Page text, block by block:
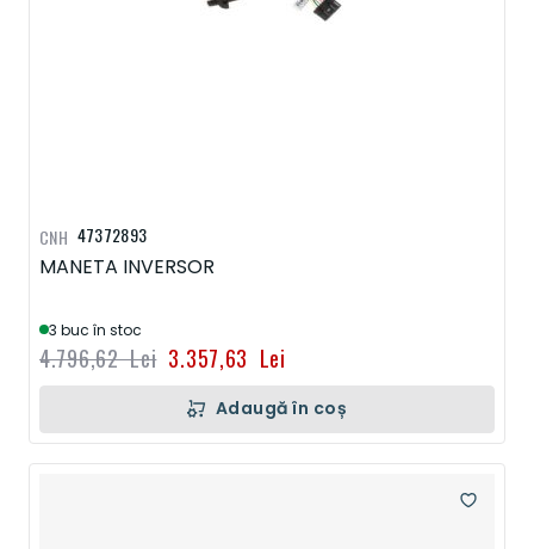
47372893
MANETA INVERSOR
3 buc în stoc
3.357,63 Lei
4.796,62 Lei
CNH
Adaugă în coș